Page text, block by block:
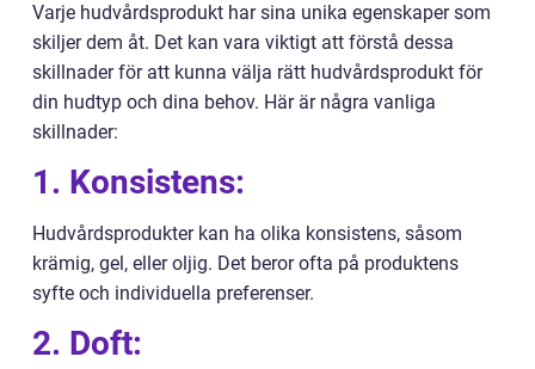
Varje hudvårdsprodukt har sina unika egenskaper som
skiljer dem åt. Det kan vara viktigt att förstå dessa
skillnader för att kunna välja rätt hudvårdsprodukt för
din hudtyp och dina behov. Här är några vanliga
skillnader:
1. Konsistens:
Hudvårdsprodukter kan ha olika konsistens, såsom
krämig, gel, eller oljig. Det beror ofta på produktens
syfte och individuella preferenser.
2. Doft: